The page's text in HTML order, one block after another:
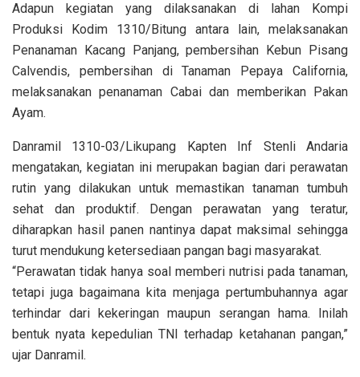
Adapun kegiatan yang dilaksanakan di lahan Kompi
Produksi Kodim 1310/Bitung antara lain, melaksanakan
Penanaman Kacang Panjang, pembersihan Kebun Pisang
Calvendis, pembersihan di Tanaman Pepaya California,
melaksanakan penanaman Cabai dan memberikan Pakan
Ayam.
Danramil 1310-03/Likupang Kapten Inf Stenli Andaria
mengatakan, kegiatan ini merupakan bagian dari perawatan
rutin yang dilakukan untuk memastikan tanaman tumbuh
sehat dan produktif. Dengan perawatan yang teratur,
diharapkan hasil panen nantinya dapat maksimal sehingga
turut mendukung ketersediaan pangan bagi masyarakat.
“Perawatan tidak hanya soal memberi nutrisi pada tanaman,
tetapi juga bagaimana kita menjaga pertumbuhannya agar
terhindar dari kekeringan maupun serangan hama. Inilah
bentuk nyata kepedulian TNI terhadap ketahanan pangan,”
ujar Danramil.